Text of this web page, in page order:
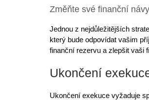
Změňte své finanční
Jednou z nejdůležitějších
který bude odpovídat vašim
finanční rezervu a zlepšit vaši
Ukončení
Ukončení exekuce vyžaduje